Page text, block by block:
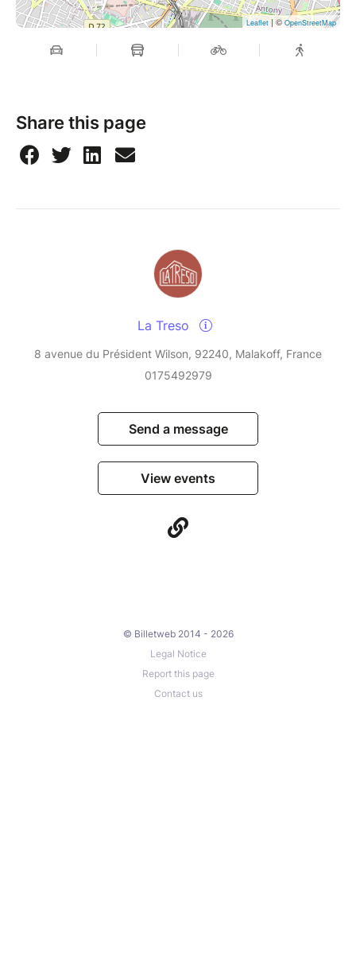
Leaflet| © OpenStreetMap
Share this page
La Treso
8 avenue du Président Wilson, 92240, Malakoff, France
0175492979
Send a message
View events
© Billetweb 2014 - 2026
Legal Notice
Report this page
Contact us